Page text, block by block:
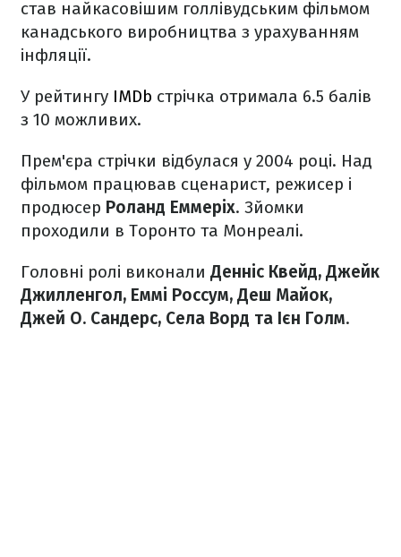
став найкасовішим голлівудським фільмом
канадського виробництва з урахуванням
інфляції.
У рейтингу IMDb стрічка отримала 6.5 балів
з 10 можливих.
Прем'єра стрічки відбулася у 2004 році. Над
фільмом працював сценарист, режисер і
продюсер Роланд Еммеріх. Зйомки
проходили в Торонто та Монреалі.
Головні ролі виконали Денніс Квейд, Джейк
Джилленгол, Еммі Россум, Деш Майок,
Джей О. Сандерс, Села Ворд та Ієн Голм.